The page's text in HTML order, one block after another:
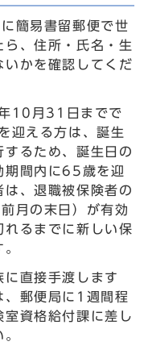
簡易書留郵便で世
、住所・氏名・生
かを確認してくだ
10月31日までで
迎える方は、誕生
するため、誕生日の
期間内に65歳を迎
は、退職被保険者の
月の末日）が有効
るまでに新しい保
直接手渡します
、郵便局に1週間程
資格給付課に差し